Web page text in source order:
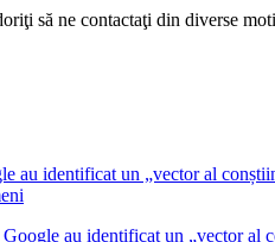
să ne contactaţi din diverse
au identificat un „vector al